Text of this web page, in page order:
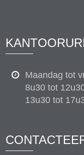
Maandag tot
8u30 tot
13u30 tot